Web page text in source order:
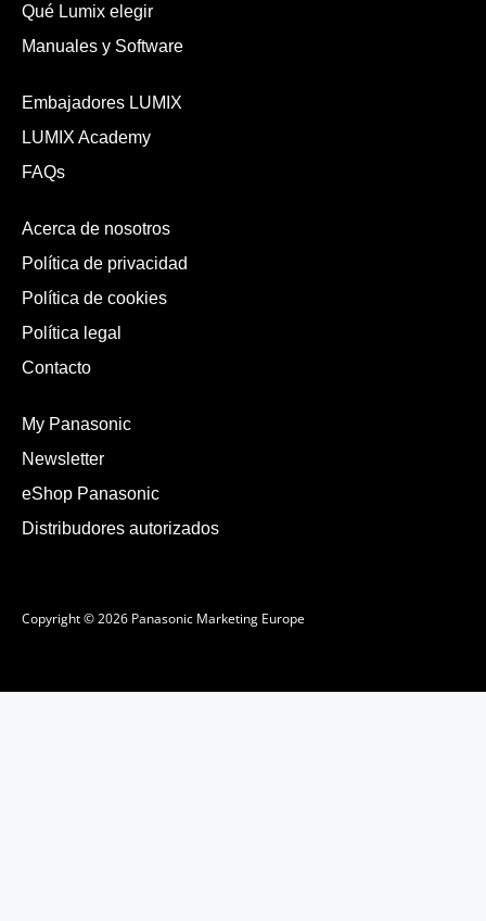
Qué Lumix elegir
Manuales y Software
Embajadores LUMIX
LUMIX Academy
FAQs
Acerca de nosotros
Política de privacidad
Política de cookies
Política legal
Contacto
My Panasonic
Newsletter
eShop Panasonic
Distribudores autorizados
Copyright © 2026 Panasonic Marketing Europe